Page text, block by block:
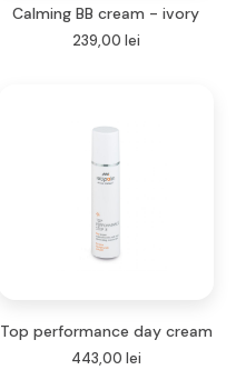
Calming BB cream - ivory
239,00 lei
Top performance day cream
443,00 lei